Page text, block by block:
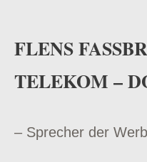
FLENS
TELEKOM –
– Sprecher der